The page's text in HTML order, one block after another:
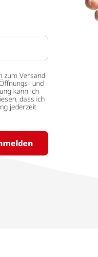
zum Versand
und
kann ich
dass ich
jederzeit